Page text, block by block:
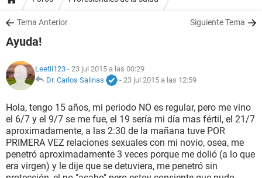
SALUD
FAMILIA
NUTRICIÓN
BIENESTAR
SEXUALIDAD
GLOSARIO
Tema Anterior Siguiente Tema
Ayuda!
Leetii123 - 23 jul 2015 a las 00:29
Dr. Carlos Salinas
- 23 jul 2015 a las 12:59
Hola, tengo 15 años, mi periodo NO es regular, pero me vino
el 6/7 y el 9/7 se me fue, el 19 sería mi día mas fértil, el 21/7
aproximadamente, a las 2:30 de la mañana tuve POR
PRIMERA VEZ relaciones sexuales con mi novio, osea, me
penetró aproximadamente 3 veces porque me dolió (a lo que
era virgen) y le dije que se detuviera, me penetró sin